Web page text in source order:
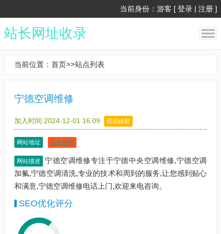
当前身份：游客 [ 登录 | 注册 ]
站长网址收录
当前位置： 首页>>站点列表
宁德空调维修
加入时间:2024-12-01 16:09 模拟抓取
网站地址 点击访问
网站描述
宁德空调维修专注于宁德中央空调维修,宁德空调
加氟,宁德空调清洗,专业的技术和周到的服务,让您感到贴心
和满意,宁德空调维修电话上门,欢迎来电咨询。
SEO优化评分